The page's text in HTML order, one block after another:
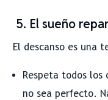
5. El sueño
El descanso es una
Respeta todos
no sea perfecto.